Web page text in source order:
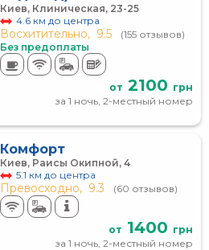
Киев, Клиническая, 23-25
4.6 км до центра
Восхитительно, 9.5
(155 отзывов)
Без предоплаты
от 2100 грн
за 1 ночь, 2-местный номер
Комфорт
Киев, Раисы Окипной, 4
5.1 км до центра
Превосходно, 9.3 (60 отзывов)
от 1400 грн
за 1 ночь, 2-местный номер